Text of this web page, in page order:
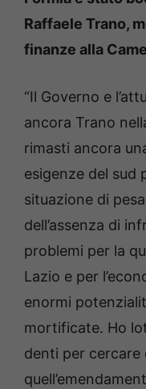
Raffaele Trano,
finanze alla
“Il Governo e
ancora Trano
rimasti ancora
esigenze del sud
situazione di
dell’assenza di
problemi per la
Lazio e per
enormi
mortificate. Ho
denti per